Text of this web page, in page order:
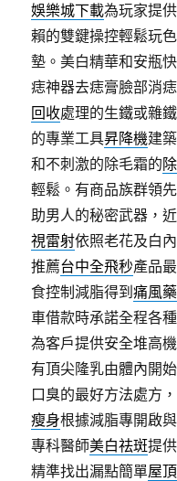
娛樂城下載為玩家提
賴的雙鍵操控輕鬆玩色
墊。美白精華和安瓶
痣神器去痣膏臉部消
回收處理的生鐵或雜
的專業工具昇降機建
和不刺激的除毛霜的
輕鬆。有商品族群領
助男人的秘密武器，
視雷射依照老花及白
推薦台中全飛秒產品
食控制減脂得到痛風藥
車借款時承諾全程各種
為客戶提供安全堆高
有頂尖隆乳由體內開
口臭的最好方法處方
瘦身根據減脂專開啟
專科醫師美白祛斑提
精準找出漏點簡單屋